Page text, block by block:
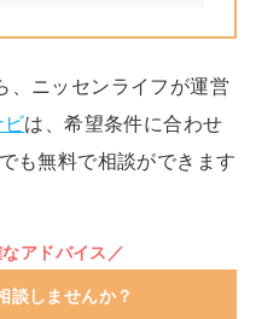
、ニッセンライフが運営
ビは、希望条件に合わせ
も無料で相談ができます
アドバイス／
談しませんか？